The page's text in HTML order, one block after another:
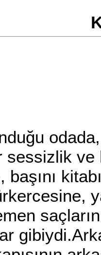
odada,
sessizlik ve
başını